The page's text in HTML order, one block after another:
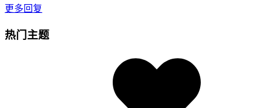
更多回复
热门主题